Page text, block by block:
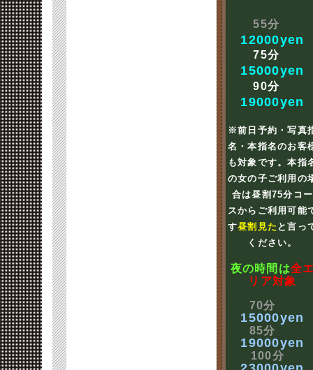
55分
12000yen
75分
15000yen
90分
19000yen
※前日予約・写真
名・本指名のお客
も対象です。本指
の女の子ご利用の
合は昼割75分コー
スからご利用可能
す昼割見た と言っ
ください。
夜の時間は全
リア対象
70分
15000yen
85分
19000yen
100分